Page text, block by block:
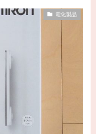
電化製品